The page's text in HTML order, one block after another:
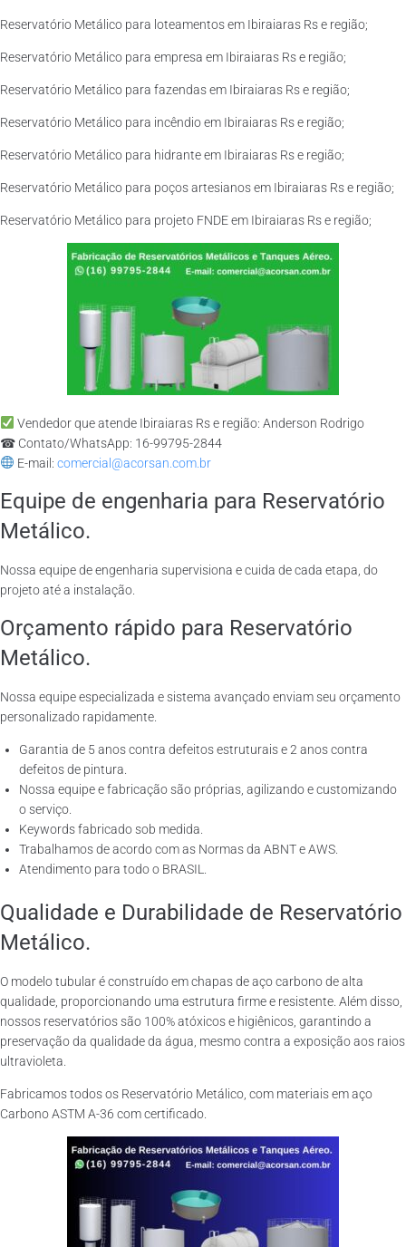
Reservatório Metálico para loteamentos em Ibiraiaras Rs e região;
Reservatório Metálico para empresa em Ibiraiaras Rs e região;
Reservatório Metálico para fazendas em Ibiraiaras Rs e região;
Reservatório Metálico para incêndio em Ibiraiaras Rs e região;
Reservatório Metálico para hidrante em Ibiraiaras Rs e região;
Reservatório Metálico para poços artesianos em Ibiraiaras Rs e região;
Reservatório Metálico para projeto FNDE em Ibiraiaras Rs e região;
Vendedor que atende Ibiraiaras Rs e região: Anderson Rodrigo
☎ Contato/WhatsApp: 16-99795-2844
E-mail: comercial@acorsan.com.br
Equipe de engenharia para Reservatório
Metálico.
Nossa equipe de engenharia supervisiona e cuida de cada etapa, do
projeto até a instalação.
Orçamento rápido para Reservatório
Metálico.
Nossa equipe especializada e sistema avançado enviam seu orçamento
personalizado rapidamente.
Garantia de 5 anos contra defeitos estruturais e 2 anos contra
defeitos de pintura.
Nossa equipe e fabricação são próprias, agilizando e customizando
o serviço.
Keywords fabricado sob medida.
Trabalhamos de acordo com as Normas da ABNT e AWS.
Atendimento para todo o BRASIL.
Qualidade e Durabilidade de Reservatório
Metálico.
O modelo tubular é construído em chapas de aço carbono de alta
qualidade, proporcionando uma estrutura firme e resistente. Além disso,
nossos reservatórios são 100% atóxicos e higiênicos, garantindo a
preservação da qualidade da água, mesmo contra a exposição aos raios
ultravioleta.
Fabricamos todos os Reservatório Metálico, com materiais em aço
Carbono ASTM A-36 com certificado.